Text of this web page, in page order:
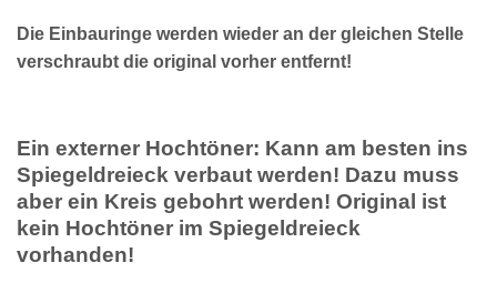
Die Einbauringe werden wieder an der gleichen Stelle
verschraubt die original vorher entfernt!
Ein externer Hochtöner: Kann am besten ins
Spiegeldreieck verbaut werden! Dazu muss
aber ein Kreis gebohrt werden! Original ist
kein Hochtöner im Spiegeldreieck
vorhanden!